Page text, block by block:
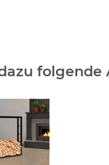
folgende